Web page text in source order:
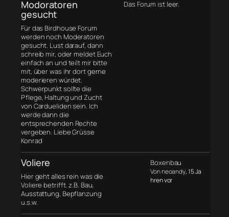
Modoratoren
gesucht
Für das Birdhouse Forum
werden noch Moderatoren
gesucht. Lust darauf, dann
schreib mir, oder meldet Euch
einfach an und teilt mir bitte
mit, über was ihr dort gerne
moderieren würdet.
Schwerpunkt sollte die
Pflege, Haltung und Zucht
von Cardueliden sein. Ich
werde dann die
entsprechenden Rechte
vergeben. Liebe Grüsse
Konrad
Das Forum ist leer.
Voliere
Hier geht alles rein was die
Voliere betrifft. z.B. Bau,
Ausstattung, Bepflanzung
u.s.w.
Boxenbau
Von neoandy, 15 Ja
hren vor